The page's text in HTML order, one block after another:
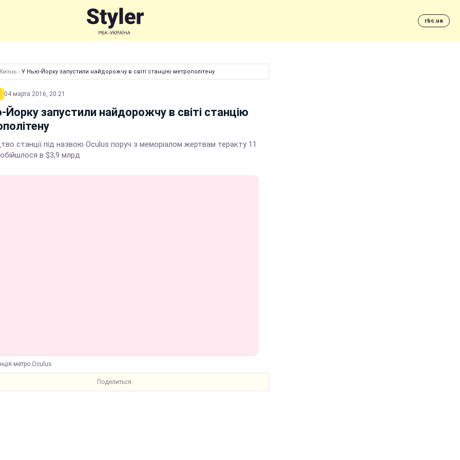
rbc.ua
› У Нью-Йорку запустили найдорожчу в світі станцію метрополітену
04 марта 2016, 20:21
запустили найдорожчу в світі станцію
станції під назвою Oculus поруч з меморіалом жертвам теракту 11
в $3,9 млрд
метро Oculus
Поделиться: